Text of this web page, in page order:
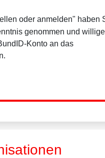
oder anmelden" haben
genommen und
Konto an das